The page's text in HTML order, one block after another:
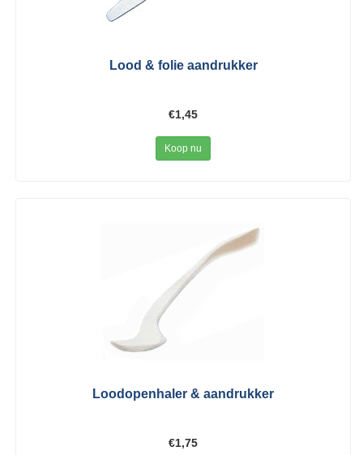
Lood & folie aandrukker
€1,45
Koop nu
Loodopenhaler & aandrukker
€1,75